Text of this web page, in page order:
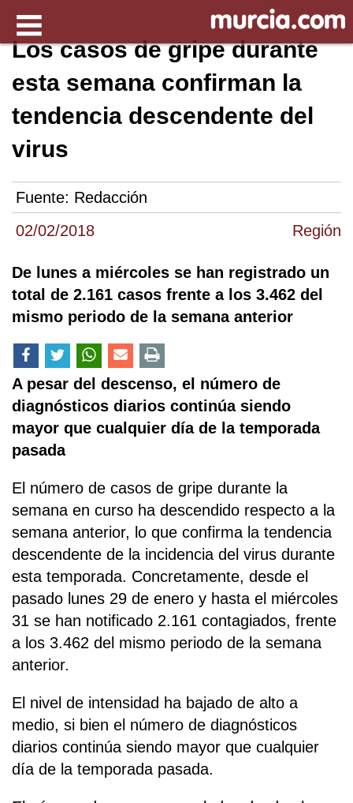
02/02/2018 Región
Los casos de gripe durante
esta semana confirman la
tendencia descendente del
virus
Fuente: Redacción
De lunes a miércoles se han registrado un
total de 2.161 casos frente a los 3.462 del
mismo periodo de la semana anterior
A pesar del descenso, el número de
diagnósticos diarios continúa siendo
mayor que cualquier día de la temporada
pasada
El número de casos de gripe durante la
semana en curso ha descendido respecto a la
semana anterior, lo que confirma la tendencia
descendente de la incidencia del virus durante
esta temporada. Concretamente, desde el
pasado lunes 29 de enero y hasta el miércoles
31 se han notificado 2.161 contagiados, frente
a los 3.462 del mismo periodo de la semana
anterior.
El nivel de intensidad ha bajado de alto a
medio, si bien el número de diagnósticos
diarios continúa siendo mayor que cualquier
día de la temporada pasada.